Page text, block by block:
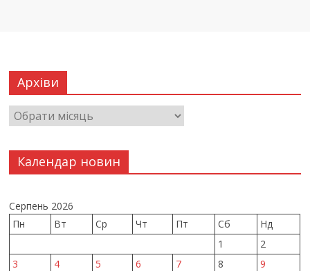
Архіви
Календар новин
Серпень 2026
Пн
Вт Ср Чт Пт Сб
Нд
1
2
3
4 5 6 7 8
9